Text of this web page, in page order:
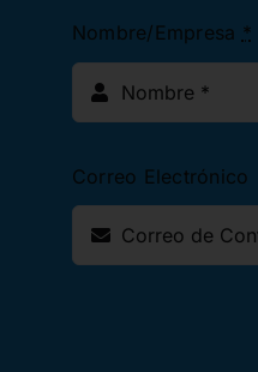
Nombre/Empresa *
Correo Electrónico